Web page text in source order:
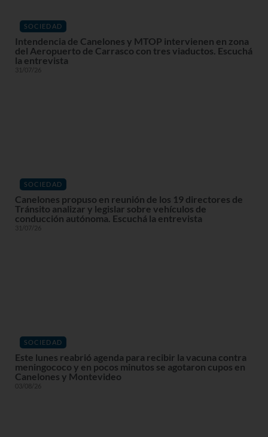
SOCIEDAD
Intendencia de Canelones y MTOP intervienen en zona
del Aeropuerto de Carrasco con tres viaductos. Escuchá
la entrevista
31/07/26
SOCIEDAD
Canelones propuso en reunión de los 19 directores de
Tránsito analizar y legislar sobre vehículos de
conducción autónoma. Escuchá la entrevista
31/07/26
SOCIEDAD
Este lunes reabrió agenda para recibir la vacuna contra
meningococo y en pocos minutos se agotaron cupos en
Canelones y Montevideo
03/08/26